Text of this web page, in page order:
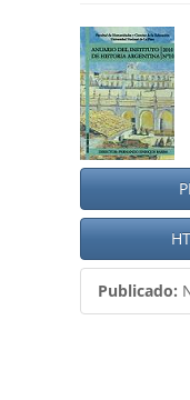
Barra
lateral
del
artículo
Publicado: